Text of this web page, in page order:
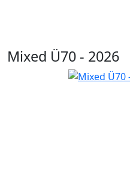
Mixed Ü70 - 2026